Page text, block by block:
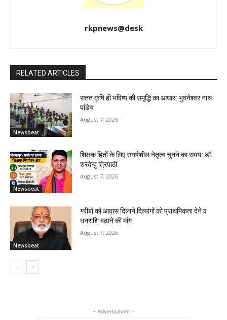
rkpnews@desk
RELATED ARTICLES
Newsbeat
सतत कृषि ही भविष्य की समृद्धि का आधार: भुवनेश्वर नाथ
पांडेय
August 7, 2026
Newsbeat
शिक्षक हितों के लिए संघर्षशील नेतृत्व चुनने का समय: डॉ.
शरदेन्दु त्रिपाठी
August 7, 2026
Newsbeat
गरीबों को आवास दिलाने दिव्यांगों को प्राथमिकता देने व
धनराशि बढ़ाने की मांग
August 7, 2026
- Advertisment -